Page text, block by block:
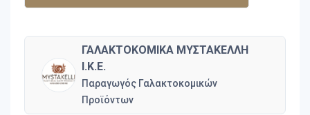
ΓΑΛΑΚΤΟΚΟΜΙΚΑ ΜΥΣΤΑΚΕΛΛΗ
Ι.Κ.Ε.
Παραγωγός Γαλακτοκομικών
Προϊόντων